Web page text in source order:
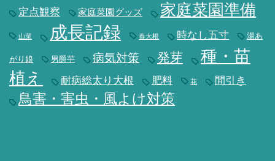
定点観察 家庭菜園グッズ 家庭菜園準備
山菜 成長記録 春大根 時なし五寸 湯あ
がり娘 男爵芋 病気対策 発芽
種・苗
植え
耐病総太り大根 肥料 花 間引き
鳥害・害虫・風よけ対策